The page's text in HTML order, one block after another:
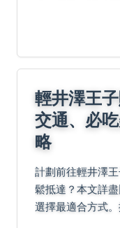
輕井澤王
交通、必
略
計劃前往輕井澤
鬆抵達？本文詳
選擇最適合方式